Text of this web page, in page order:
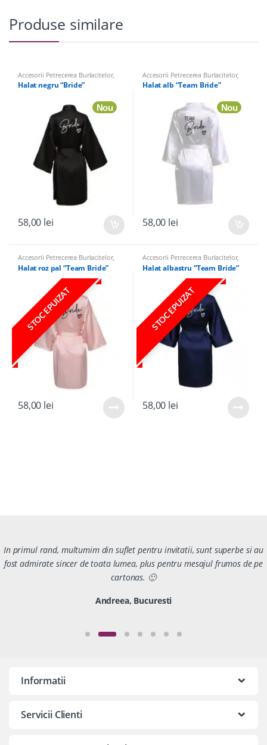
Produse similare
Accesorii Petrecerea Burlacitelor,
Halate
Halat negru “Bride”
Nou
58,00 lei
Accesorii Petrecerea Burlacitelor,
Halate
Halat alb “Team Bride”
Nou
58,00 lei
Accesorii Petrecerea Burlacitelor,
Halate
Halat roz pal “Team Bride”
STOC EPUIZAT
58,00 lei
Accesorii Petrecerea Burlacitelor,
Halate
Halat albastru “Team Bride”
STOC EPUIZAT
58,00 lei
In primul rand, multumim din suflet pentru invitatii, sunt superbe si au
fost admirate sincer de toata lumea, plus pentru mesajul frumos de pe
cartonas. 🙂
Andreea, Bucuresti
Informatii
Servicii Clienti